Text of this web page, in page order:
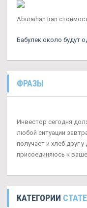
Aburaihan Iran
Бабулек около будут
ФРАЗЫ
Инвестор сегодня
любой ситуации
получает и хлеб друг
присоединяюсь к
КАТЕГОРИИ